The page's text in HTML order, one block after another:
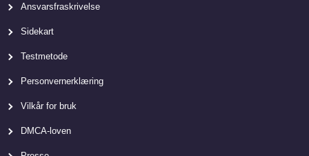
Ansvarsfraskrivelse
Sidekart
Testmetode
Personvernerklæring
Vilkår for bruk
DMCA-loven